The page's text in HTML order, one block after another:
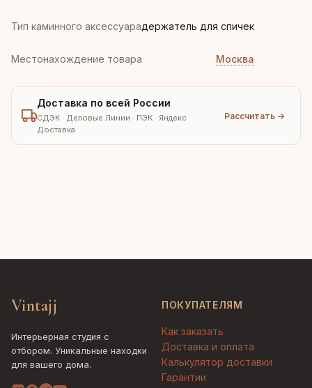
Тип каминного аксессуарадержатель для спичек
Местонахождение товара Москва
Доставка по всей России
СДЭК · Деловые Линии · ПЭК · Яндекс
Доставка
Рассчитать →
Vintajj
Интерьерная студия с
отбором. Уникальные находки
для вашего дома.
ПОКУПАТЕЛЯМ
Как заказать
Доставка и оплата
Калькулятор доставки
Гарантии